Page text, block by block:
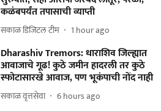
कळंबपर्यंत तपासाची व्याप्ती
सकाळ डिजिटल टीम 1 hour ago
Dharashiv Tremors: धाराशिव जिल्ह्यात
आवाजाचे गूढ! कुठे जमीन हादरली तर कुठे
स्फोटासारखे आवाज, पण भूकंपाची नोंद नाही
सकाळ वृत्तसेवा 6 hours ago